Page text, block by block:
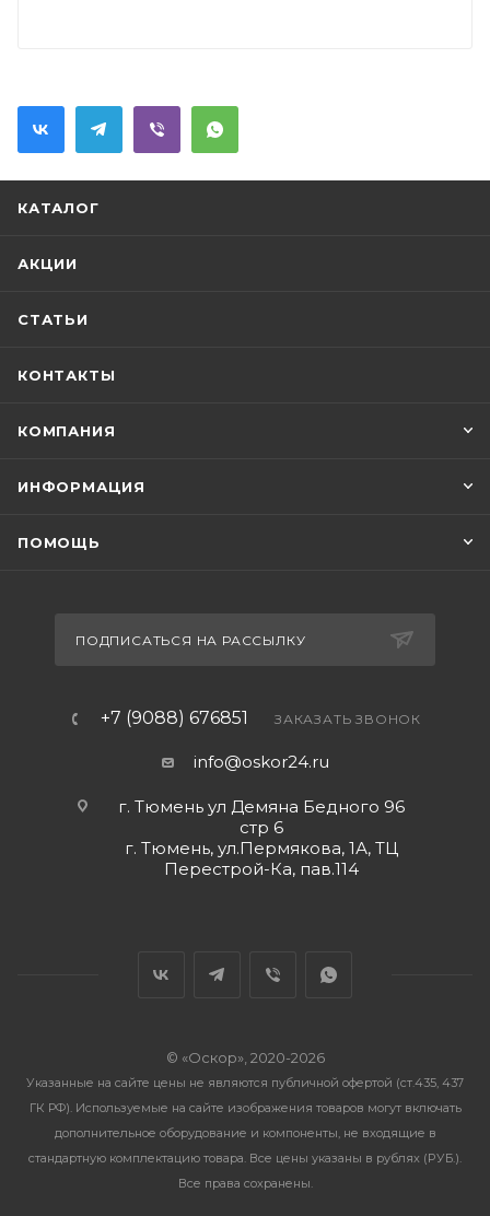
КАТАЛОГ
АКЦИИ
СТАТЬИ
КОНТАКТЫ
КОМПАНИЯ
ИНФОРМАЦИЯ
ПОМОЩЬ
ПОДПИСАТЬСЯ НА РАССЫЛКУ
+7 (9088) 676851 ЗАКАЗАТЬ ЗВОНОК
info@oskor24.ru
г. Тюмень ул Демяна Бедного 96
стр 6
г. Тюмень, ул.Пермякова, 1А, ТЦ
Перестрой-Ка, пав.114
© «Оскор», 2020-2026
Указанные на сайте цены не являются публичной офертой (ст.435, 437
ГК РФ). Используемые на сайте изображения товаров могут включать
дополнительное оборудование и компоненты, не входящие в
стандартную комплектацию товара. Все цены указаны в рублях (PУБ.).
Все права сохранены.